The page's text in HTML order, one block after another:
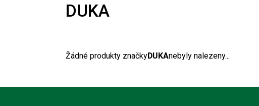
DUKA
Žádné produkty značkyDUKAnebyly nalezeny...